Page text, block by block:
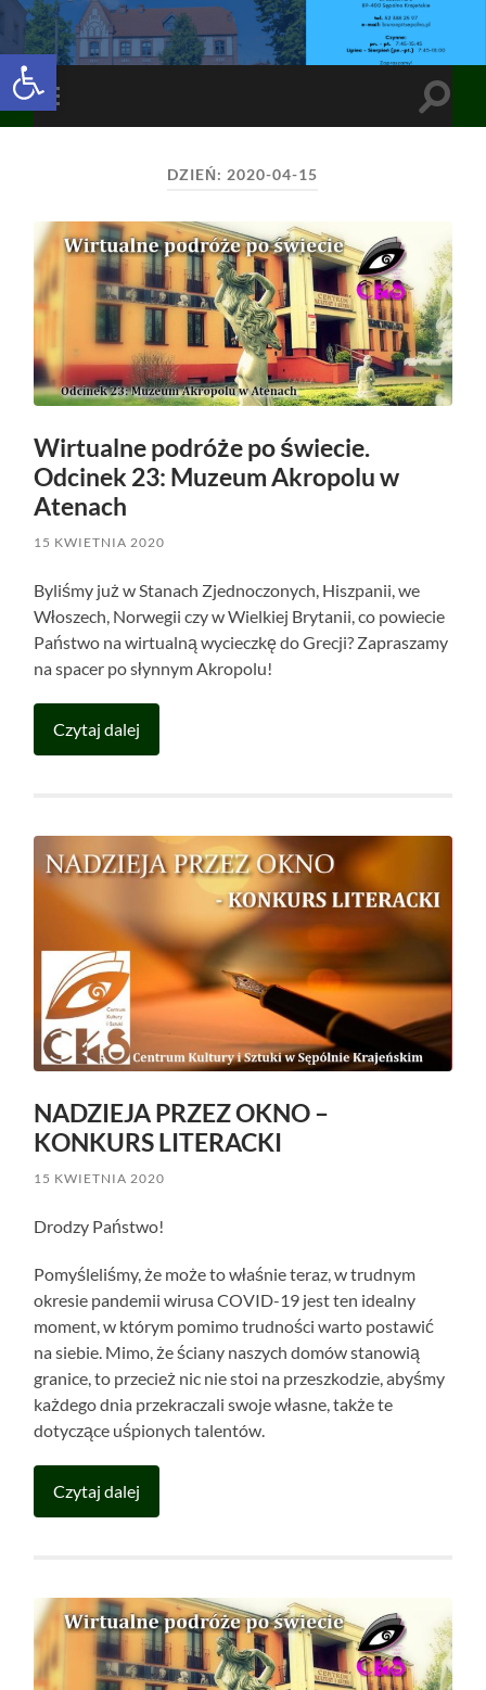
Open toolbar
Toggle
mobile
Toggle
DZIEŃ: 2020-04-15
Wirtualne podróże po świecie.
Odcinek 23: Muzeum Akropolu w
Atenach
15 KWIETNIA 2020
Byliśmy już w Stanach Zjednoczonych, Hiszpanii, we
Włoszech, Norwegii czy w Wielkiej Brytanii, co powiecie
Państwo na wirtualną wycieczkę do Grecji? Zapraszamy
na spacer po słynnym Akropolu!
Czytaj dalej
NADZIEJA PRZEZ OKNO –
KONKURS LITERACKI
15 KWIETNIA 2020
Drodzy Państwo!
Pomyśleliśmy, że może to właśnie teraz, w trudnym
okresie pandemii wirusa COVID-19 jest ten idealny
moment, w którym pomimo trudności warto postawić
na siebie. Mimo, że ściany naszych domów stanowią
granice, to przecież nic nie stoi na przeszkodzie, abyśmy
każdego dnia przekraczali swoje własne, także te
dotyczące uśpionych talentów.
Czytaj dalej